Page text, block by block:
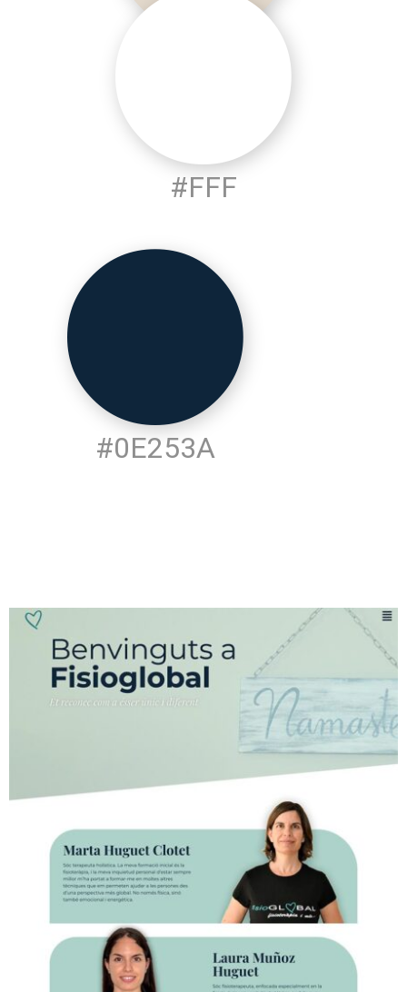
#FFF
#0E253A